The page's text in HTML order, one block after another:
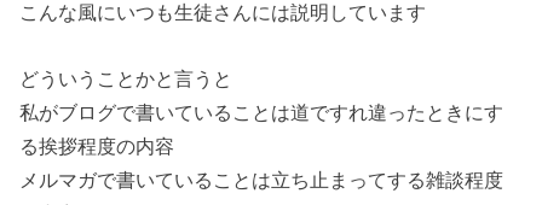
こんな風にいつも生徒さんには説明しています
どういうことかと言うと
私がブログで書いていることは道ですれ違ったときにす
る挨拶程度の内容
メルマガで書いていることは立ち止まってする雑談程度